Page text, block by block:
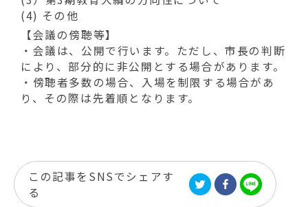
(4) その他
【会議の傍聴等】
・会議は、公開で行います。ただし、市長の判断
により、部分的に非公開とする場合があります。
・傍聴者多数の場合、入場を制限する場合があ
り、その際は先着順となります。
この記事をSNSでシェアす
る